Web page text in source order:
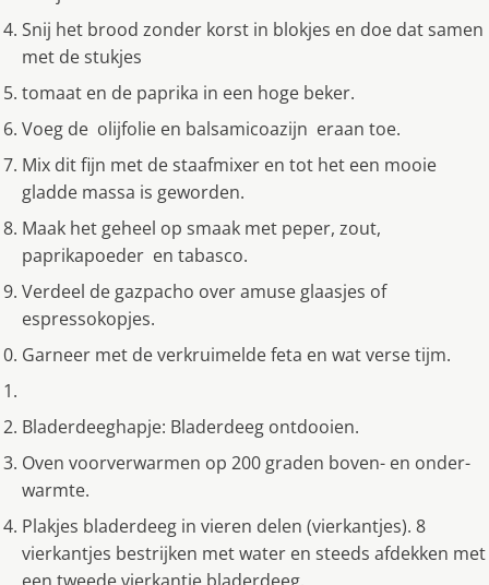
Snij het brood zonder korst in blokjes en doe dat samen
met de stukjes
tomaat en de paprika in een hoge beker.
Voeg de olijfolie en balsamicoazijn eraan toe.
Mix dit fijn met de staafmixer en tot het een mooie
gladde massa is geworden.
Maak het geheel op smaak met peper, zout,
paprikapoeder en tabasco.
Verdeel de gazpacho over amuse glaasjes of
espressokopjes.
Garneer met de verkruimelde feta en wat verse tijm.
Bladerdeeghapje: Bladerdeeg ontdooien.
Oven voorverwarmen op 200 graden boven- en onder-
warmte.
Plakjes bladerdeeg in vieren delen (vierkantjes). 8
vierkantjes bestrijken met water en steeds afdekken met